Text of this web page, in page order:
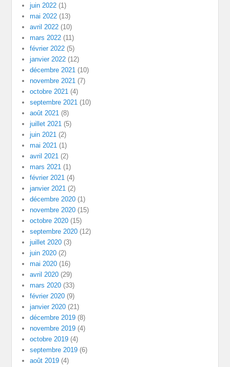
juin 2022 (1)
mai 2022 (13)
avril 2022 (10)
mars 2022 (11)
février 2022 (5)
janvier 2022 (12)
décembre 2021 (10)
novembre 2021 (7)
octobre 2021 (4)
septembre 2021 (10)
août 2021 (8)
juillet 2021 (5)
juin 2021 (2)
mai 2021 (1)
avril 2021 (2)
mars 2021 (1)
février 2021 (4)
janvier 2021 (2)
décembre 2020 (1)
novembre 2020 (15)
octobre 2020 (15)
septembre 2020 (12)
juillet 2020 (3)
juin 2020 (2)
mai 2020 (16)
avril 2020 (29)
mars 2020 (33)
février 2020 (9)
janvier 2020 (21)
décembre 2019 (8)
novembre 2019 (4)
octobre 2019 (4)
septembre 2019 (6)
août 2019 (4)